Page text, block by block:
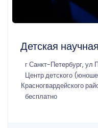
Детская
г Санкт-Петербург, ул
Центр детского
Красногвардейского
бесплатно